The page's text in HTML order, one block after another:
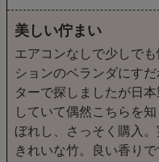
美しい佇まい
エアコンなしで少しで
ションのベランダにす
ターで探しましたが日
していて偶然こちらを
ぼれし、さっそく購入
きれいな竹。良い香り